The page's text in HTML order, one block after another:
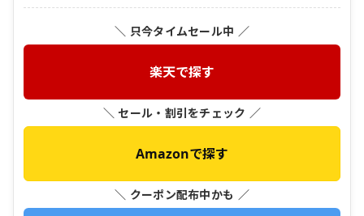
＼ 只今タイムセール中 ／
楽天で探す
＼ セール・割引をチェック ／
Amazonで探す
＼ クーポン配布中かも ／